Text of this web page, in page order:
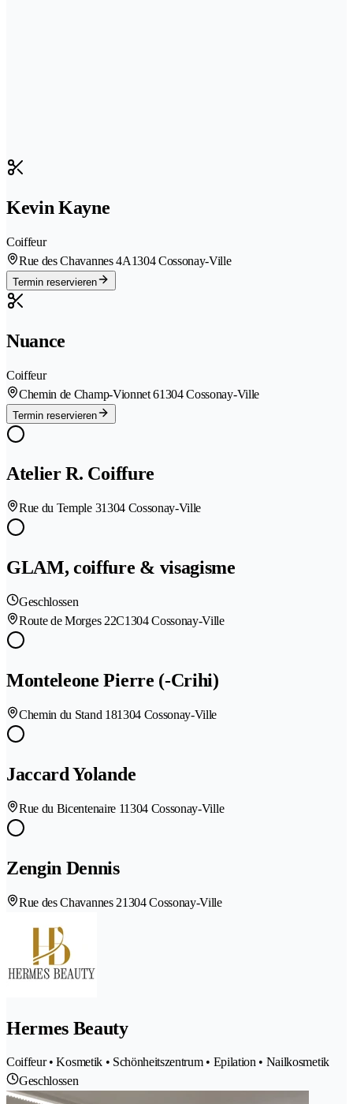
Kevin Kayne
Coiffeur
Rue des Chavannes 4A1304 Cossonay-Ville
Termin reservieren
Nuance
Coiffeur
Chemin de Champ-Vionnet 61304 Cossonay-Ville
Termin reservieren
Atelier R. Coiffure
Rue du Temple 31304 Cossonay-Ville
GLAM, coiffure & visagisme
Geschlossen
Route de Morges 22C1304 Cossonay-Ville
Monteleone Pierre (-Crihi)
Chemin du Stand 181304 Cossonay-Ville
Jaccard Yolande
Rue du Bicentenaire 11304 Cossonay-Ville
Zengin Dennis
Rue des Chavannes 21304 Cossonay-Ville
Hermes Beauty
Coiffeur • Kosmetik • Schönheitszentrum • Epilation • Nailkosmetik
Geschlossen